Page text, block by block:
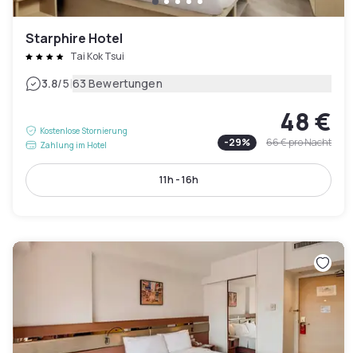
Starphire Hotel
Tai Kok Tsui
3.8/5|63 Bewertungen
Kostenlose Stornierung
Zahlung im Hotel
48 €
-29% 66 €pro Nacht
11h - 16h